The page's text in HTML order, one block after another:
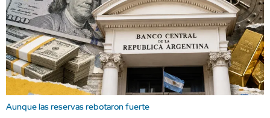
Aunque las reservas rebotaron fuerte